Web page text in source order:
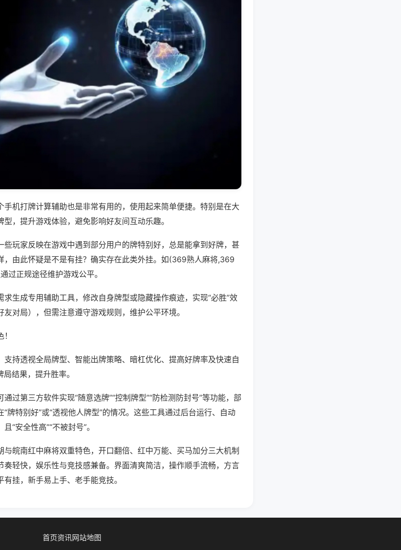
手机打牌计算辅助也是非常有用的，使用起来简单便捷。特别是在大
，提升游戏体验，避免影响好友间互动乐趣。
些玩家反映在游戏中遇到部分用户的牌特别好，总是能拿到好牌，甚
，由此怀疑是不是有挂？确实存在此类外挂。如(369熟人麻将,369
过正规途径维护游戏公平。
求生成专用辅助工具，修改自身牌型或隐藏操作痕迹，实现“必胜”效
对局），但需注意遵守游戏规则，维护公平环境。
支持透视全局牌型、智能出牌策略、暗杠优化、提高好牌率及快速自
结果，提升胜率。
过第三方软件实现“随意选牌”“控制牌型”“防检测防封号”等功能，部
牌特别好”或“透视他人牌型”的情况。这些工具通过后台运行、自动
“安全性高”“不被封号”。
与皖南红中麻将双重特色，开口翻倍、红中万能、买马加分三大机制
奏轻快，娱乐性与竞技感兼备。界面清爽简洁，操作顺手流畅，方言
挂，新手易上手、老手能竞技。
首页资讯网站地图